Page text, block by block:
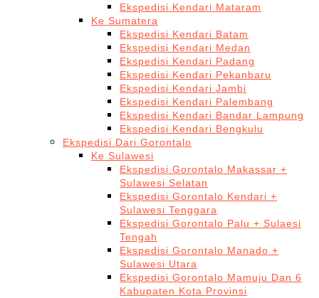
Ekspedisi Kendari Mataram
Ke Sumatera
Ekspedisi Kendari Batam
Ekspedisi Kendari Medan
Ekspedisi Kendari Padang
Ekspedisi Kendari Pekanbaru
Ekspedisi Kendari Jambi
Ekspedisi Kendari Palembang
Ekspedisi Kendari Bandar Lampung
Ekspedisi Kendari Bengkulu
Ekspedisi Dari Gorontalo
Ke Sulawesi
Ekspedisi Gorontalo Makassar +
Sulawesi Selatan
Ekspedisi Gorontalo Kendari +
Sulawesi Tenggara
Ekspedisi Gorontalo Palu + Sulaesi
Tengah
Ekspedisi Gorontalo Manado +
Sulawesi Utara
Ekspedisi Gorontalo Mamuju Dan 6
Kabupaten Kota Provinsi